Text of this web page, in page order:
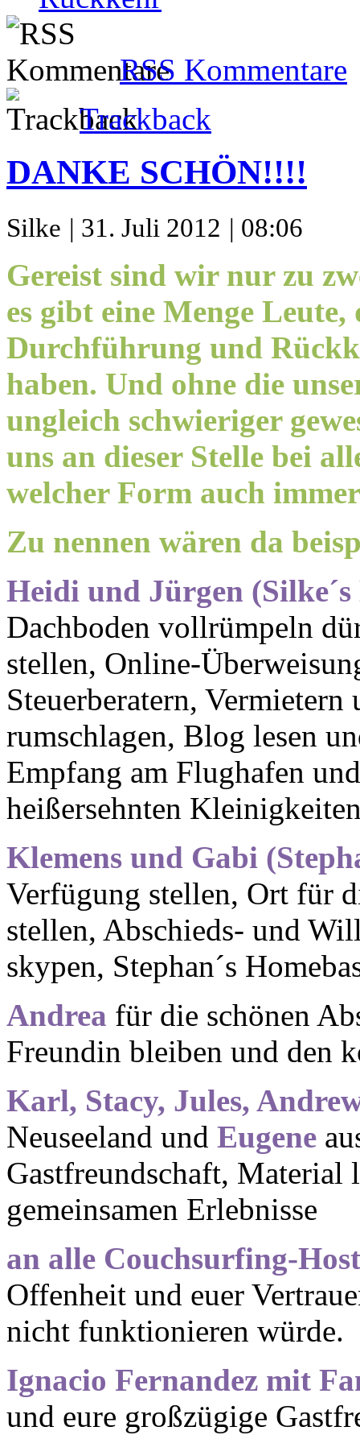
RSS Kommentare
Trackback
DANKE SCHÖN!!!!
Silke | 31. Juli 2012 | 08:06
Gereist sind wir nur zu
es gibt eine Menge
Durchführung und
haben. Und ohne die
ungleich schwieriger
uns an dieser Stelle bei
welcher Form auch
Zu nennen wären da
Heidi und Jürgen
Dachboden vollrümpeln
stellen, Online-
Steuerberatern, Vermietern
rumschlagen, Blog lesen
Empfang am Flughafen
heißersehnten
Klemens und Gabi
Verfügung stellen, Ort für
stellen, Abschieds- und
skypen, Stephan´s
Andrea für die schönen
Freundin bleiben und den
Karl, Stacy, Jules,
Neuseeland und Eugene
Gastfreundschaft,
gemeinsamen Erlebnisse
an alle Couchsurfing-
Offenheit und euer
nicht funktionieren würde.
Ignacio Fernandez mit
und eure großzügige